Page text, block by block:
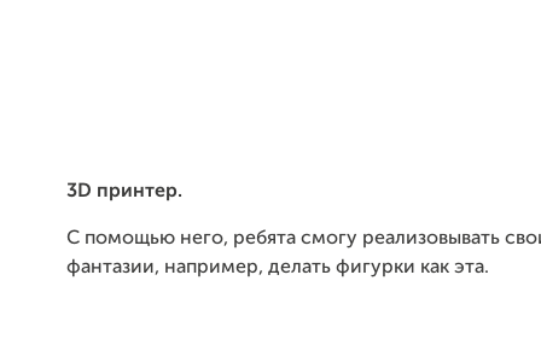
3D принтер.
С помощью него, ребята смогу реализовывать
фантазии, например, делать фигурки как эта.